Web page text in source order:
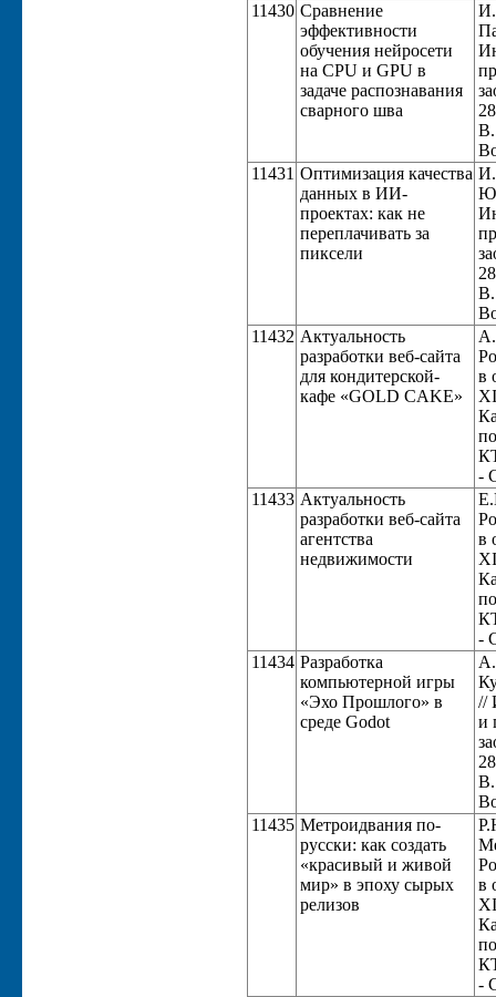
11430 Сравнение
эффективности
обучения нейросети
на CPU и GPU в
задаче распознавания
сварного шва
11431 Оптимизация качества
данных в ИИ-
проектах: как не
переплачивать за
пиксели
11432 Актуальность
разработки веб-сайта
для кондитерской-
кафе «GOLD CAKE»
в
-
11433 Актуальность
разработки веб-сайта
агентства
недвижимости
в
-
11434 Разработка
компьютерной игры
«Эхо Прошлого» в
среде Godot
//
и
11435 Метроидвания по-
русски: как создать
«красивый и живой
мир» в эпоху сырых
релизов
в
-